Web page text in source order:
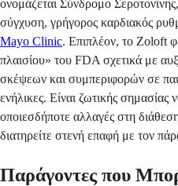
ονομάζεται Σύνδρομο
σύγχυση, γρήγορος καρδιακός
Mayo Clinic. Επιπλέον, το Zoloft
πλαισίου» του FDA σχετικά με
σκέψεων και συμπεριφορών σε
ενήλικες. Είναι ζωτικής σημασίας
οποιεσδήποτε αλλαγές στη
διατηρείτε στενή επαφή με τον
Παράγοντες που